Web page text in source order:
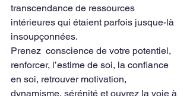
transcendance de ressources
intérieures qui étaient parfois jusque-là
insoupçonnées.
Prenez  conscience de votre potentiel,
renforcer, l’estime de soi, la confiance
en soi, retrouver motivation,
dynamisme, sérénité et ouvrez la voie à